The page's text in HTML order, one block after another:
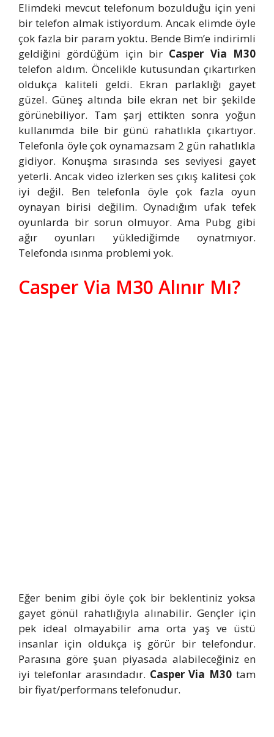
Elimdeki mevcut telefonum bozulduğu için yeni
bir telefon almak istiyordum. Ancak elimde öyle
çok fazla bir param yoktu. Bende Bim’e indirimli
geldiğini gördüğüm için bir Casper Via M30
telefon aldım. Öncelikle kutusundan çıkartırken
oldukça kaliteli geldi. Ekran parlaklığı gayet
güzel. Güneş altında bile ekran net bir şekilde
görünebiliyor. Tam şarj ettikten sonra yoğun
kullanımda bile bir günü rahatlıkla çıkartıyor.
Telefonla öyle çok oynamazsam 2 gün rahatlıkla
gidiyor. Konuşma sırasında ses seviyesi gayet
yeterli. Ancak video izlerken ses çıkış kalitesi çok
iyi değil. Ben telefonla öyle çok fazla oyun
oynayan birisi değilim. Oynadığım ufak tefek
oyunlarda bir sorun olmuyor. Ama Pubg gibi
ağır oyunları yüklediğimde oynatmıyor.
Telefonda ısınma problemi yok.
Casper Via M30 Alınır Mı?
Eğer benim gibi öyle çok bir beklentiniz yoksa
gayet gönül rahatlığıyla alınabilir. Gençler için
pek ideal olmayabilir ama orta yaş ve üstü
insanlar için oldukça iş görür bir telefondur.
Parasına göre şuan piyasada alabileceğiniz en
iyi telefonlar arasındadır. Casper Via M30 tam
bir fiyat/performans telefonudur.